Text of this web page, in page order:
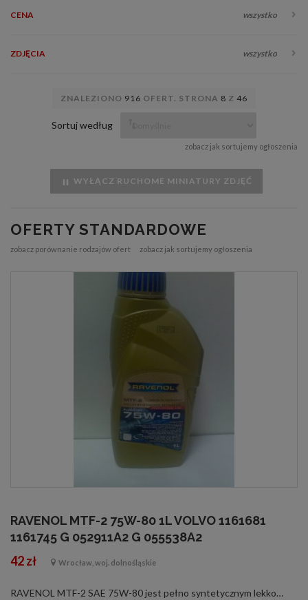
CENA wszystko
ZDJĘCIA wszystko
ZNALEZIONO 916 OFERT. STRONA 8 Z 46
Sortuj według
zobacz jak sortujemy ogłoszenia
WYŁĄCZ RUCHOME MINIATURY ZDJĘĆ
OFERTY STANDARDOWE
zobacz porównanie rodzajów ofert zobacz jak sortujemy ogłoszenia
RAVENOL MTF-2 75W-80 1L VOLVO 1161681
1161745 G 052911A2 G 055538A2
42 zł Wrocław, woj. dolnośląskie
RAVENOL MTF-2 SAE 75W-80 jest pełno syntetycznym lekkobieżnym olejem przekładniowym do nowoczesnych przekładni manualnych na bazie Polialfaolefin (PAO). RAVENOL MTF-2 SAE 75W-80 jest olejem przygotowanym na bazie syntetycznych olejów podstawowych i dop...